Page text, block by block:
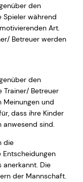
den
Spieler während
Art.
Betreuer werden
den
Trainer/ Betreuer
Meinungen und
dass ihre Kinder
anwesend sind.
die
Entscheidungen
Die
der Mannschaft.